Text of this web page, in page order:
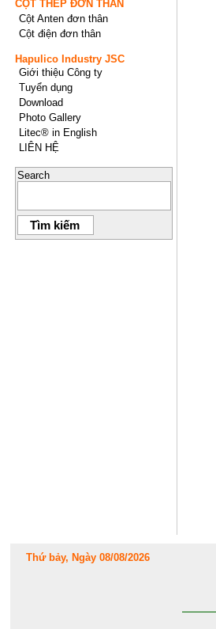
CỘT THÉP ĐƠN THÂN
Cột Anten đơn thân
Cột điện đơn thân
Hapulico Industry JSC
Giới thiệu Công ty
Tuyển dụng
Download
Photo Gallery
Litec® in English
LIÊN HỆ
Search
Thứ bảy, Ngày 08/08/2026